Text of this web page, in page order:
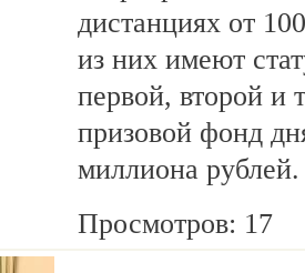
дистанциях от
из них имеют
первой, второй и
призовой фонд
миллиона рублей.
Просмотров: 17